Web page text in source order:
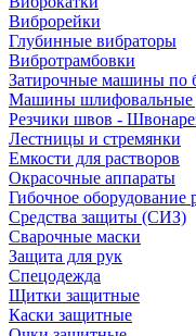
Виброрейки
Глубинные вибраторы
Вибротрамбовки
Затирочные машины по
Машины шлифовальные
Резчики швов -
Лестницы и стремянки
Емкости для растворов
Окрасочные аппараты
Гибочное оборудование
Средства защиты (СИЗ)
Сварочные маски
Защита для рук
Спецодежда
Щитки защитные
Каски защитные